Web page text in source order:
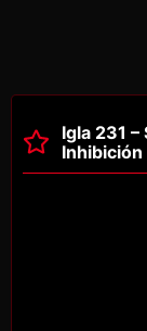
Igla 231